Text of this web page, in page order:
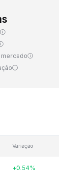
Variação
+0.54%